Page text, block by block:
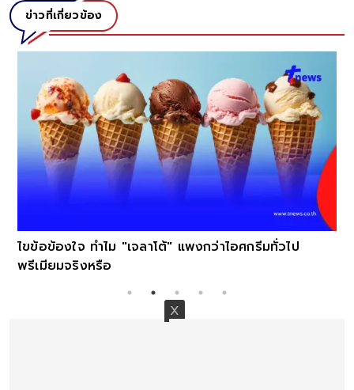
ข่าวที่เกี่ยวข้อง
ไขข้อข้องใจ ทำไม "เจลาโต้" แพงกว่าไอศกรีมทั่วไป
พรีเมียมจริงหรือ